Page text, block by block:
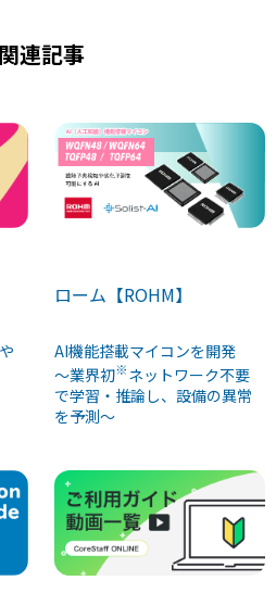
関連記事
ローム【ROHM】
AI機能搭載マイコンを開発
～業界初※ネットワーク不要
で学習・推論し、設備の異常
を予測～